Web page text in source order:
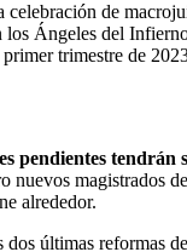
de
Ángeles del
trimestre de
pendientes tendrán
alrededor.
dos últimas